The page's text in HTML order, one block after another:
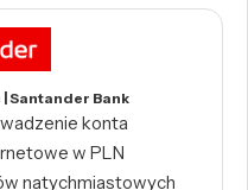
Santander Bank
konta
w PLN
natychmiastowych